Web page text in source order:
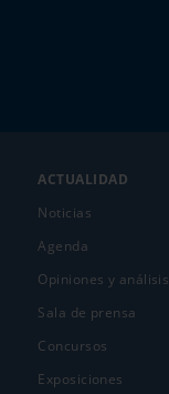
ACTUALIDAD
Noticias
Agenda
Opiniones y análisis
Sala de prensa
Concursos
Exposiciones